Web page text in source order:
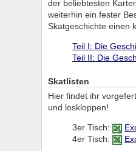
der beliebtesten
weiterhin ein fester
Skatgeschichte einen
Teil I: Die
Teil II: Die
Skatlisten
Hier findet ihr
und loskloppen!
3er Tisch:
4er Tisch: